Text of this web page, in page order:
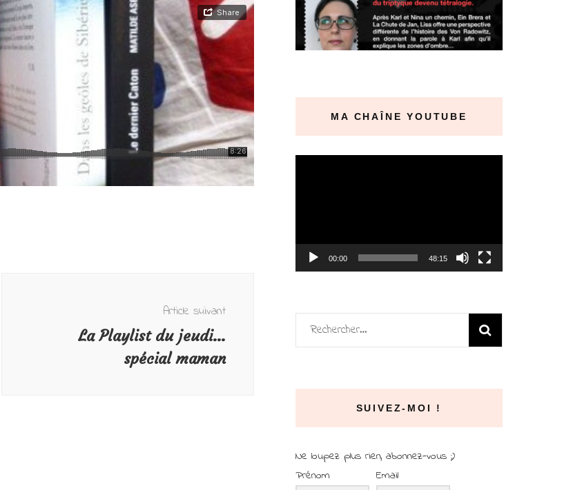
Article suivant
La Playlist du jeudi…
spécial maman
MA CHAÎNE YOUTUBE
00:00 48:15
Rechercher :
SUIVEZ-MOI !
Ne loupez plus rien, abonnez-vous ;)
Prénom
Email